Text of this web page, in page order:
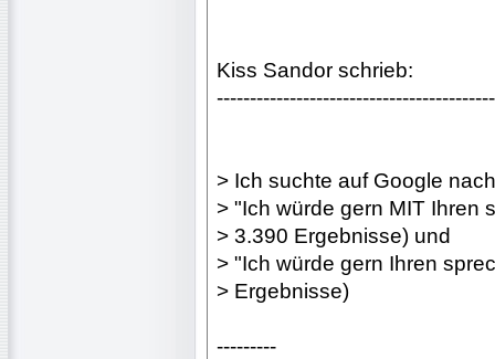
Kiss Sandor schrieb:
> Ich suchte auf Google nach
> "Ich würde gern MIT Ihren
> 3.390 Ergebnisse) und
> "Ich würde gern Ihren
> Ergebnisse)
---------